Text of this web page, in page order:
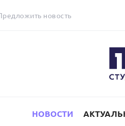
Предложить новость
НОВОСТИ